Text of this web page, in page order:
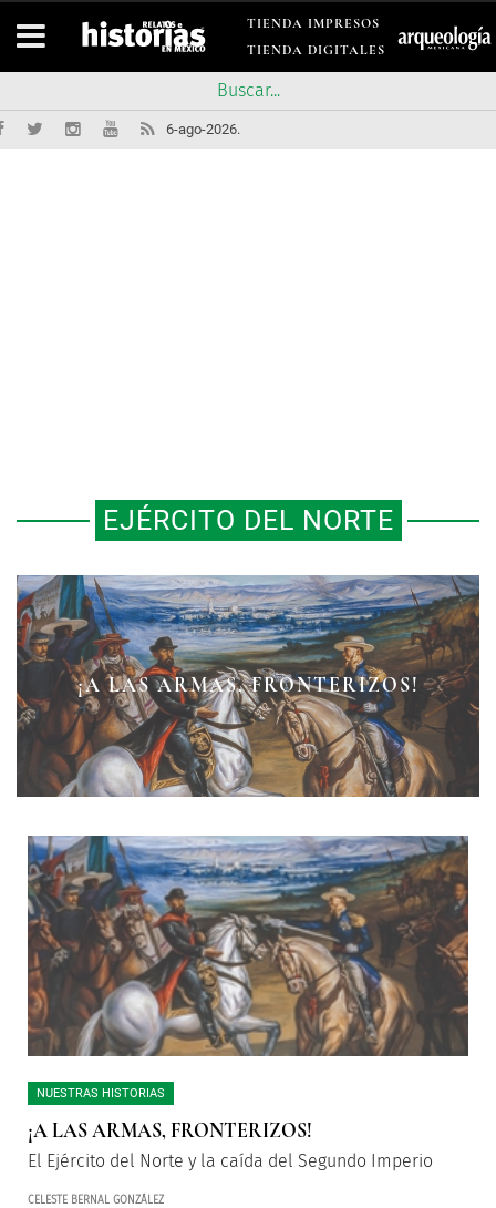
TIENDA IMPRESOS
TIENDA DIGITALES
6-ago-2026.
EJÉRCITO DEL NORTE
¡A LAS ARMAS, FRONTERIZOS!
LA ESTREPITOSA DERROTA
IMPERIALISTA
BATALLA DE AHUALULCO
NUESTRAS HISTORIAS
¡A LAS ARMAS, FRONTERIZOS!
El Ejército del Norte y la caída del Segundo Imperio
CELESTE BERNAL GONZÁLEZ